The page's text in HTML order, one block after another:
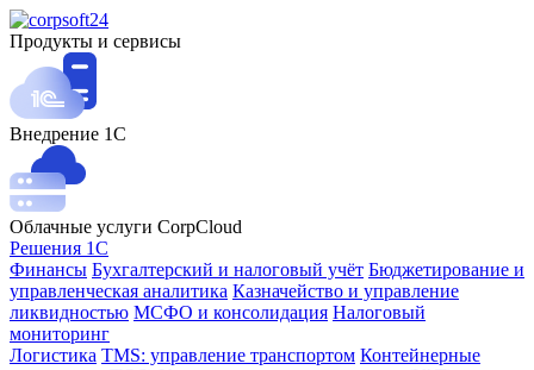
Продукты и сервисы
Внедрение 1С
Облачные услуги CorpCloud
Решения 1С
Финансы Бухгалтерский и налоговый учёт Бюджетирование и
управленческая аналитика Казначейство и управление
ликвидностью МСФО и консолидация Налоговый
мониторинг
Логистика TMS: управление транспортом Контейнерные